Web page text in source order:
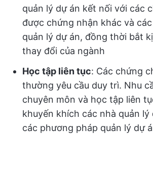
quản lý dự án kết nối với các
được chứng nhận khác và
quản lý dự án, đồng thời bắt
thay đổi của ngành
Học tập liên tục: Các chứng
thường yêu cầu duy trì. Nhu
chuyên môn và học tập liên
khuyến khích các nhà quản lý
các phương pháp quản lý dự